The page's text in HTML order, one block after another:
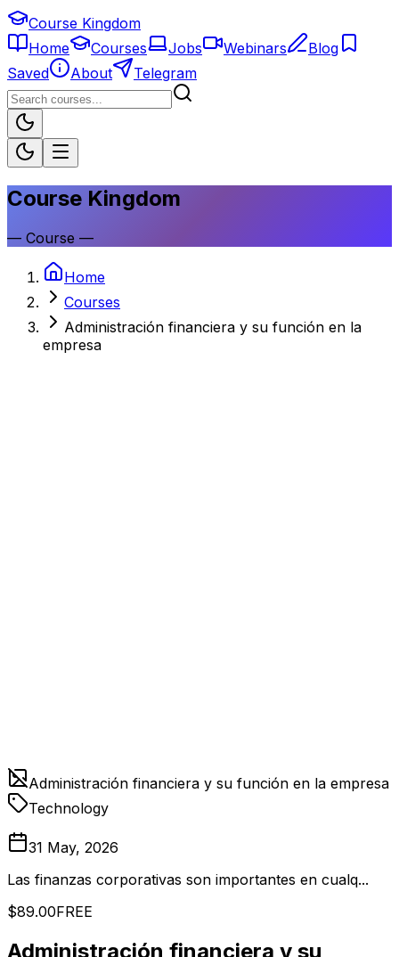
Course Kingdom
Home
Courses Jobs Webinars
Blog
Saved
About Telegram
Course Kingdom
— Course —
Home
Courses
Administración financiera y su función en la
empresa
Administración financiera y su función en la empresa
Technology
31 May, 2026
Las finanzas corporativas son importantes en cualq...
$89.00FREE
Administración financiera y su